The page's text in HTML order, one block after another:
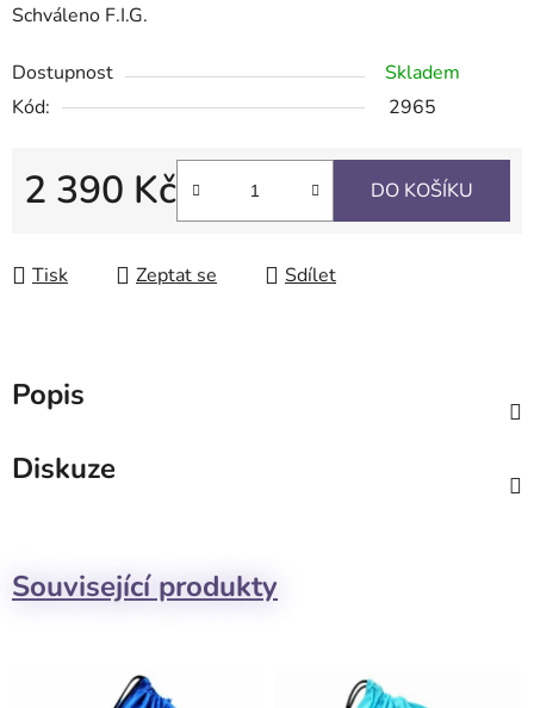
Schváleno F.I.G.
Dostupnost
Skladem
Kód:
2965
2 390 Kč DO KOŠÍKU
Tisk Zeptat se Sdílet
Popis
Diskuze
Související produkty